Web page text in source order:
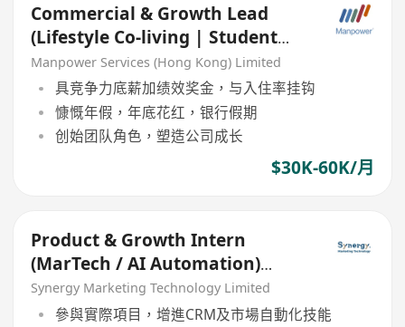
Commercial & Growth Lead
(Lifestyle Co-living | Student
Housing)
Manpower Services (Hong Kong) Limited
具竞争力底薪加绩效奖金，与入住率挂钩
慷慨年假，年底花红，银行假期
创始团队角色，塑造公司成长
$30K-60K/月
Product & Growth Intern
(MarTech / AI Automation)
(YSIP)
Synergy Marketing Technology Limited
參與實際項目，增進CRM及市場自動化技能